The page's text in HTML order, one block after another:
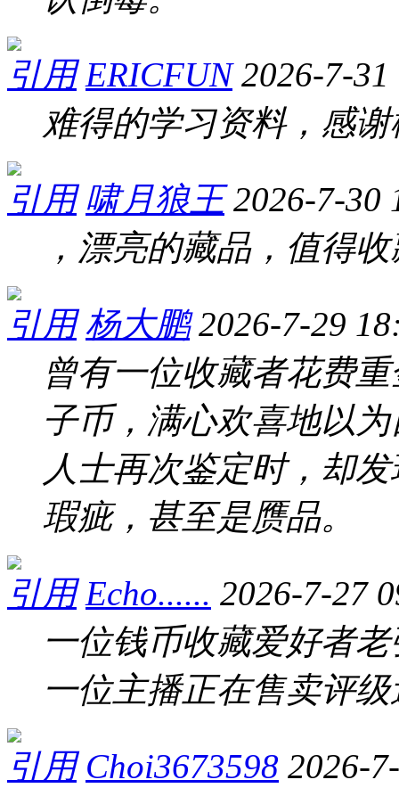
引用 ERICFUN 2026-7-
难得的学习资料，感
引用 啸月狼王 2026-7-30
，漂亮的藏品，值得
引用 杨大鹏 2026-7-29
曾有一位收藏者花费
子币，满心欢喜地以
人士再次鉴定时，却
瑕疵，甚至是赝品。
引用 Echo...... 2026-7-27
一位钱币收藏爱好者
一位主播正在售卖评
引用 Choi3673598 2026-